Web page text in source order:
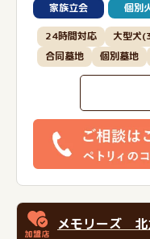
家族立会 個別
24時間対応 大型犬
合同墓地
個別墓地
メモリーズ 北